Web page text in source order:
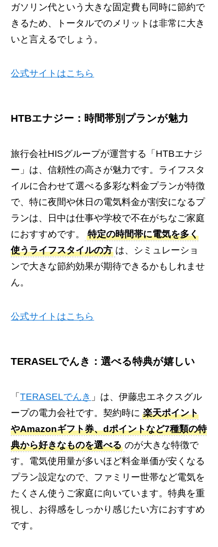
ガソリン代という大きな固定費も同時に節約で
きるため、トータルでのメリットは非常に大き
いと言えるでしょう。
公式サイトはこちら
HTBエナジー：時間帯別プランが魅力
旅行会社HISグループが運営する「HTBエナジ
ー」は、信頼性の高さが魅力です。ライフスタ
イルに合わせて選べる多彩な料金プランが特徴
で、特に夜間や休日の電気料金が割安になるプ
ランは、日中は仕事や学校で不在がちなご家庭
におすすめです。
特定の時間帯に電気を多く
使うライフスタイルの方 は、シミュレーショ
ンで大きな節約効果が期待できるかもしれませ
ん。
公式サイトはこちら
TERASELでんき：選べる特典が嬉しい
「TERASELでんき 」は、伊藤忠エネクスグル
ープの電力会社です。契約時に 楽天ポイント
やAmazonギフト券、dポイントなど7種類の特
典から好きなものを選べる のが大きな特徴で
す。電気使用量が多いほど料金単価が安くなる
プラン設定なので、ファミリー世帯など電気を
たくさん使うご家庭に向いています。特典を重
視し、お得感をしっかり感じたい方におすすめ
です。